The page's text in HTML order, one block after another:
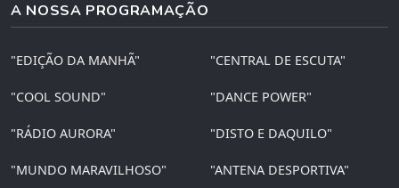
A NOSSA PROGRAMAÇÃO
"EDIÇÃO DA MANHÃ" "CENTRAL DE ESCUTA"
"COOL SOUND" "DANCE POWER"
"RÁDIO AURORA" "DISTO E DAQUILO"
"MUNDO MARAVILHOSO" "ANTENA DESPORTIVA"